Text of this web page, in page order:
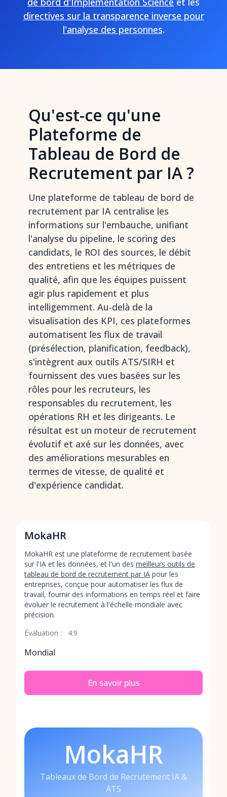
directives sur la transparence inverse pour
l'analyse des personnes.
Qu'est-ce qu'une
Plateforme de
Tableau de Bord de
Recrutement par IA ?
Une plateforme de tableau de bord de
recrutement par IA centralise les
informations sur l'embauche, unifiant
l'analyse du pipeline, le scoring des
candidats, le ROI des sources, le débit
des entretiens et les métriques de
qualité, afin que les équipes puissent
agir plus rapidement et plus
intelligemment. Au-delà de la
visualisation des KPI, ces plateformes
automatisent les flux de travail
(présélection, planification, feedback),
s'intègrent aux outils ATS/SIRH et
fournissent des vues basées sur les
rôles pour les recruteurs, les
responsables du recrutement, les
opérations RH et les dirigeants. Le
résultat est un moteur de recrutement
évolutif et axé sur les données, avec
des améliorations mesurables en
termes de vitesse, de qualité et
d'expérience candidat.
MokaHR
MokaHR est une plateforme de recrutement basée
sur l'IA et les données, et l'un des meilleurs outils de
tableau de bord de recrutement par IA pour les
entreprises, conçue pour automatiser les flux de
travail, fournir des informations en temps réel et faire
évoluer le recrutement à l'échelle mondiale avec
précision.
Évaluation :
4.9
Mondial
En savoir plus
MokaHR
Tableaux de Bord de Recrutement IA &
ATS